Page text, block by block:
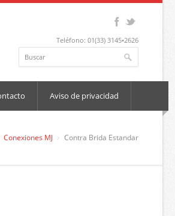
Teléfono: 01(33) 3145•2626
Aviso de privacidad
Conexiones MJ Contra Brida Estandar